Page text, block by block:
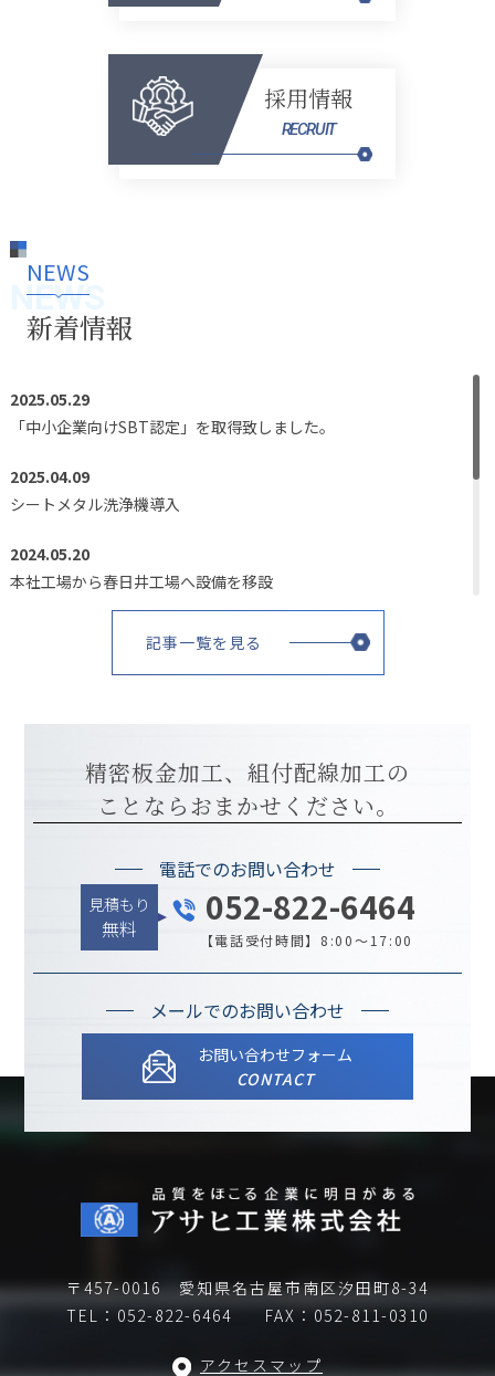
採用情報
RECRUIT
NEWS
NEWS
新着情報
2025.05.29
「中小企業向けSBT認定」を取得致しました。
2025.04.09
シートメタル洗浄機導入
2024.05.20
本社工場から春日井工場へ設備を移設
2023.02.28
春日井工場竣工
記事一覧を見る
精密板金加工、組付配線加工の
ことならおまかせください。
電話でのお問い合わせ
見積もり
無料
052-822-6464
【電話受付時間】8:00～17:00
メールでのお問い合わせ
お問い合わせフォーム
CONTACT
〒457-0016 愛知県名古屋市南区汐田町8-34
TEL：052-822-6464
FAX：052-811-0310
アクセスマップ